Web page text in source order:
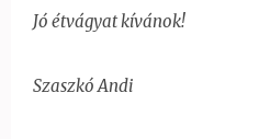
Jó étvágyat kívánok!
Szaszkó Andi